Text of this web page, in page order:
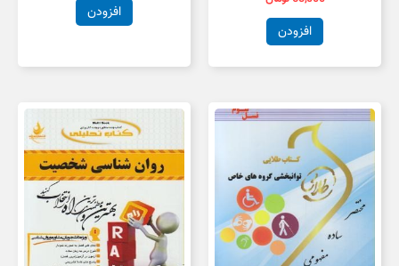
افزودن
افزودن